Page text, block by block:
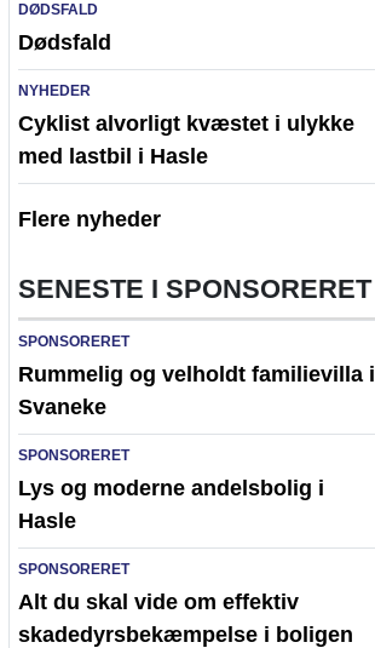
DØDSFALD
Dødsfald
NYHEDER
Cyklist alvorligt kvæstet i ulykke
med lastbil i Hasle
Flere nyheder
SENESTE I SPONSORERET
SPONSORERET
Rummelig og velholdt familievilla i
Svaneke
SPONSORERET
Lys og moderne andelsbolig i
Hasle
SPONSORERET
Alt du skal vide om effektiv
skadedyrsbekæmpelse i boligen